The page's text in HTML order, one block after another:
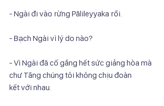
- Ngài đi vào rừng Pālileyyaka rồi.
- Bạch Ngài vì lý do nào?
- Vì Ngài đã cố gắng hết sức giảng hòa mà
chư Tăng chúng tôi không chịu đoàn
kết với nhau.